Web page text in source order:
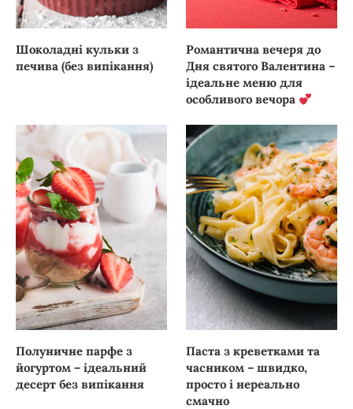
Шоколадні кульки з
печива (без випікання)
Романтична вечеря до
Дня святого Валентина –
ідеальне меню для
особливого вечора
Полуничне парфе з
йогуртом – ідеальний
десерт без випікання
Паста з креветками та
часником – швидко,
просто і нереально
смачно